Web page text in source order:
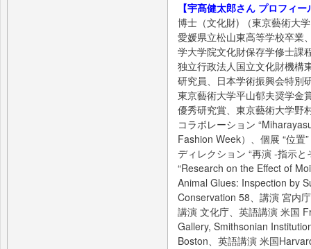
【宇髙健太郎さん プロフィー
博士（文化財) （東京藝術大
愛媛県立松山東高等学校卒業
学大学院文化財保存学修士課
独立行政法人国立文化財機構
研究員、日本学術振興会特別
東京藝術大学平山郁夫奨学金
優秀研究賞、東京藝術大学野
コラボレーション
Fashion Week）、個展 “位置
ディレクション “再演 -指示
“Research on the Effect of
Animal Glues: Inspection by
Conservation 58、講演 宮内
講演 文化庁、英語講演 米国
Gallery, Smithsonian
Boston、英語講演 米国